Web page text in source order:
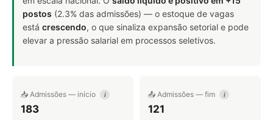
postos (2.3% das admissões) — o estoque de vagas
está crescendo, o que sinaliza expansão setorial e pode
elevar a pressão salarial em processos seletivos.
📥 Admissões — início i
183
📤 Admissões — fim i
121